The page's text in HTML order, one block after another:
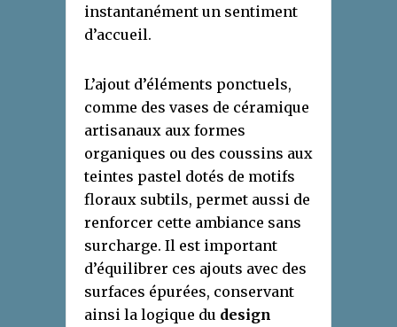
instantanément un sentiment
d’accueil.
L’ajout d’éléments ponctuels,
comme des vases de céramique
artisanaux aux formes
organiques ou des coussins aux
teintes pastel dotés de motifs
floraux subtils, permet aussi de
renforcer cette ambiance sans
surcharge. Il est important
d’équilibrer ces ajouts avec des
surfaces épurées, conservant
ainsi la logique du design